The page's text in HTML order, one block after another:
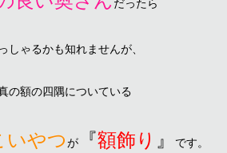
しゃるかも知れませんが、
の額の四隅についている
やつが『額飾り 』 です。